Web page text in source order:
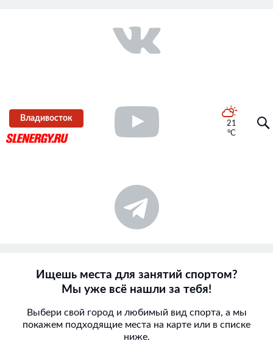
Владивосток
21
°C
Ищешь места для занятий спортом?
Мы уже всё нашли за тебя!
Выбери свой город и любимый вид спорта, а мы
покажем подходящие места на карте или в списке
ниже.